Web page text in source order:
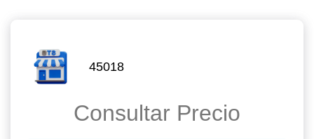
45018
Consultar Precio